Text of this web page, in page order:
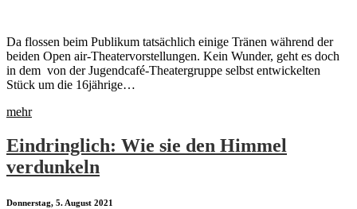
Da flossen beim Publikum tatsächlich einige Tränen während der
beiden Open air-Theatervorstellungen. Kein Wunder, geht es doch
in dem von der Jugendcafé-Theatergruppe selbst entwickelten
Stück um die 16jährige…
mehr
Eindringlich: Wie sie den Himmel
verdunkeln
Donnerstag, 5. August 2021